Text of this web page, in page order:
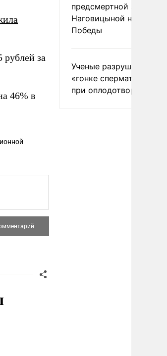
рублей за
46% в
предсмертной записки
Наговицыной на пике
Победы
Ученые разрушили миф
«гонке
при оплодотворении